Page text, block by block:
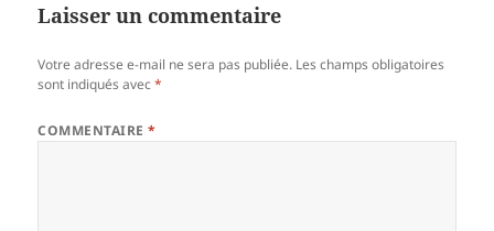
Laisser un commentaire
Votre adresse e-mail ne sera pas publiée. Les champs obligatoires
sont indiqués avec*
COMMENTAIRE*